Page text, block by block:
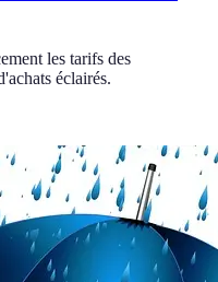
les tarifs des
éclairés.